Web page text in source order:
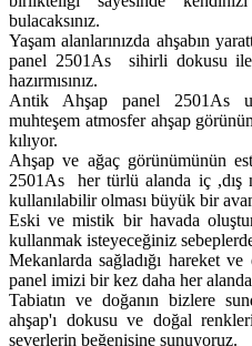
bulacaksınız.
Yaşam alanlarınızda ahşabın
panel 2501As sihirli dokusu ile
hazırmısınız.
Antik Ahşap panel 2501As
muhteşem atmosfer ahşap
kılıyor.
Ahşap ve ağaç görünümünün
2501As her türlü alanda iç ,dış
kullanılabilir olması büyük bir
Eski ve mistik bir havada
kullanmak isteyeceğiniz
Mekanlarda sağladığı hareket
panel imizi bir kez daha her
Tabiatın ve doğanın bizlere
ahşap'ı dokusu ve doğal
severlerin beğenisine sunuyoruz.